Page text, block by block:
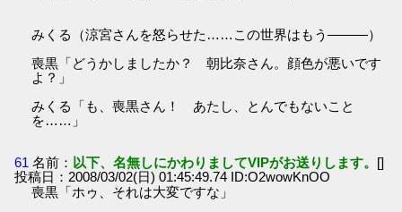
みくる（涼宮さんを怒らせた……この世界はもう―――）
喪黒「どうかしましたか？ 朝比奈さん。顔色が悪いです
よ？」
みくる「も、喪黒さん！ あたし、とんでもないこと
を……」
61 名前： 以下、名無しにかわりましてVIPがお送りします。 []
投稿日：2008/03/02(日) 01:45:49.74 ID:O2wowKnOO
喪黒「ホゥ、それは大変ですな」